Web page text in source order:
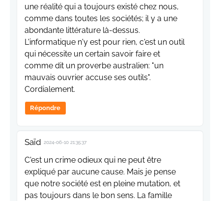
une réalité qui a toujours existé chez nous,
comme dans toutes les sociétés; il y a une
abondante littérature là-dessus.
L'informatique n'y est pour rien, c'est un outil
qui nécessite un certain savoir faire et
comme dit un proverbe australien: "un
mauvais ouvrier accuse ses outils".
Cordialement.
Répondre
Saïd 2024-06-10 21:35:37
C'est un crime odieux qui ne peut être
expliqué par aucune cause. Mais je pense
que notre société est en pleine mutation, et
pas toujours dans le bon sens. La famille